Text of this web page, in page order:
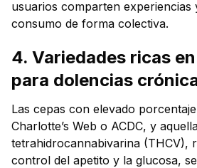
usuarios comparten experiencias
consumo de forma colectiva.
4. Variedades ricas
para dolencias
Las cepas con elevado
Charlotte’s Web o ACDC, y
tetrahidrocannabivarina (THCV),
control del apetito y la glucosa,